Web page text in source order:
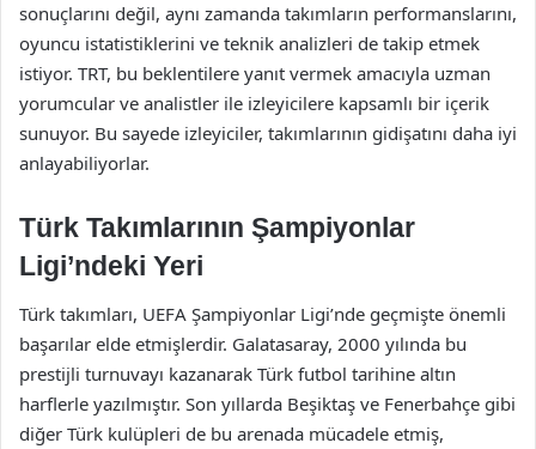
sonuçlarını değil, aynı zamanda takımların performanslarını,
oyuncu istatistiklerini ve teknik analizleri de takip etmek
istiyor. TRT, bu beklentilere yanıt vermek amacıyla uzman
yorumcular ve analistler ile izleyicilere kapsamlı bir içerik
sunuyor. Bu sayede izleyiciler, takımlarının gidişatını daha iyi
anlayabiliyorlar.
Türk Takımlarının Şampiyonlar
Ligi’ndeki Yeri
Türk takımları, UEFA Şampiyonlar Ligi’nde geçmişte önemli
başarılar elde etmişlerdir. Galatasaray, 2000 yılında bu
prestijli turnuvayı kazanarak Türk futbol tarihine altın
harflerle yazılmıştır. Son yıllarda Beşiktaş ve Fenerbahçe gibi
diğer Türk kulüpleri de bu arenada mücadele etmiş,